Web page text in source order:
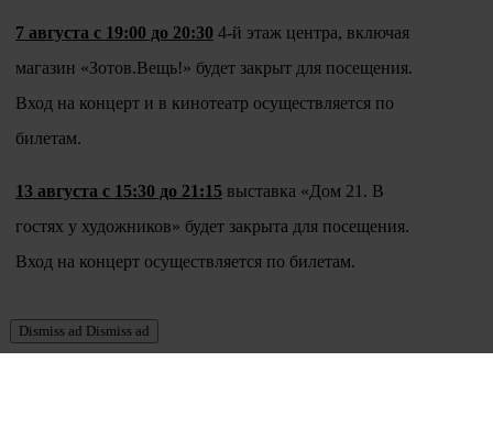
7 августа с 19:00 до 20:30 4-й этаж центра, включая
магазин «Зотов.Вещь!» будет закрыт для посещения.
Вход на концерт и в кинотеатр осуществляется по
билетам.
13 августа с 15:30 до 21:15 выставка «Дом 21. В
гостях у художников» будет закрыта для посещения.
Вход на концерт осуществляется по билетам.
Dismiss ad Dismiss ad